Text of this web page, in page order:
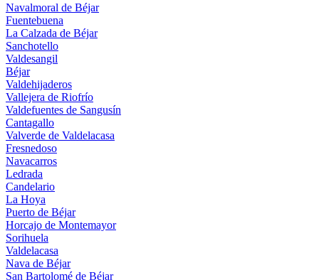
Navalmoral de Béjar
Fuentebuena
La Calzada de Béjar
Sanchotello
Valdesangil
Béjar
Valdehijaderos
Vallejera de Riofrío
Valdefuentes de Sangusín
Cantagallo
Valverde de Valdelacasa
Fresnedoso
Navacarros
Ledrada
Candelario
La Hoya
Puerto de Béjar
Horcajo de Montemayor
Sorihuela
Valdelacasa
Nava de Béjar
San Bartolomé de Béjar